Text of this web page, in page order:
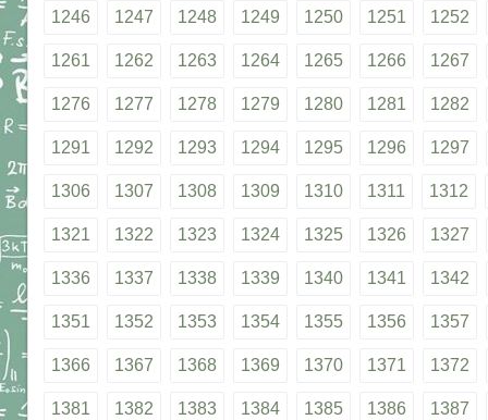
1246 1247 1248 1249 1250 1251 1252
1261 1262 1263 1264 1265 1266 1267
1276 1277 1278 1279 1280 1281 1282
1291 1292 1293 1294 1295 1296 1297
1306 1307 1308 1309 1310 1311 1312
1321 1322 1323 1324 1325 1326 1327
1336 1337 1338 1339 1340 1341 1342
1351 1352 1353 1354 1355 1356 1357
1366 1367 1368 1369 1370 1371 1372
1381 1382 1383 1384 1385 1386 1387